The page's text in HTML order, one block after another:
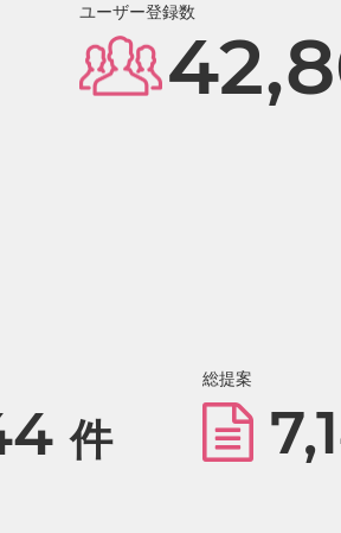
ユーザー登録数
件
総提案